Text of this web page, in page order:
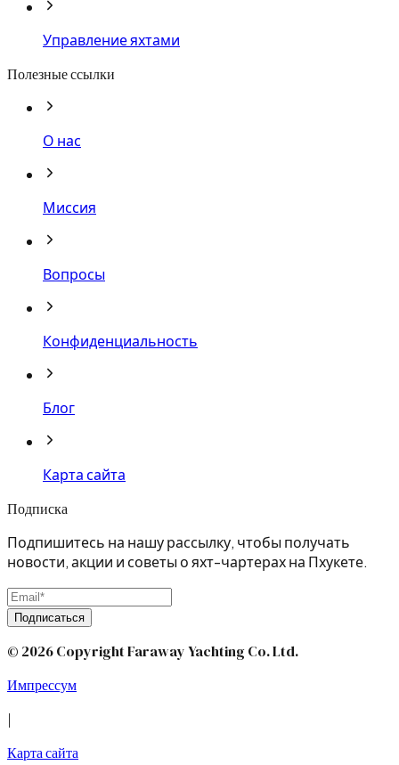
Управление яхтами
Полезные ссылки
О нас
Миссия
Вопросы
Конфиденциальность
Блог
Карта сайта
Подписка
Подпишитесь на нашу рассылку, чтобы получать
новости, акции и советы о яхт-чартерах на Пхукете.
Подписаться
© 2026 Copyright Faraway Yachting Co. Ltd.
Импрессум
|
Карта сайта